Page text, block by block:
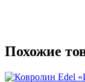
Похожие